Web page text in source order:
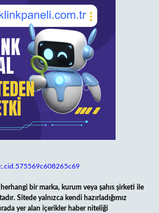
bir marka, kurum veya şahıs şirketi ile
Sitede yalnızca kendi hazırladığımız
yer alan içerikler haber niteliği